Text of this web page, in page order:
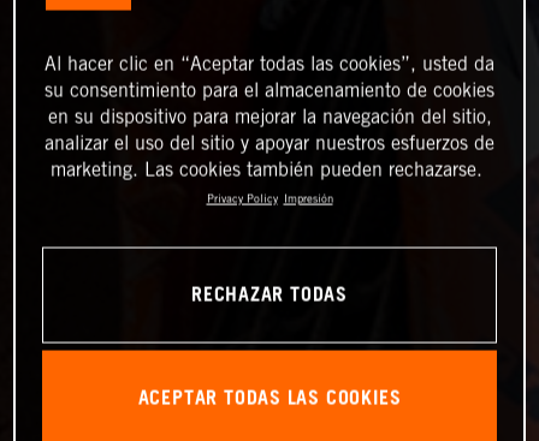
Al hacer clic en “Aceptar todas las cookies”, usted da
su consentimiento para el almacenamiento de cookies
en su dispositivo para mejorar la navegación del sitio,
analizar el uso del sitio y apoyar nuestros esfuerzos de
marketing. Las cookies también pueden rechazarse.
Privacy Policy Impresión
RECHAZAR TODAS
ACEPTAR TODAS LAS COOKIES